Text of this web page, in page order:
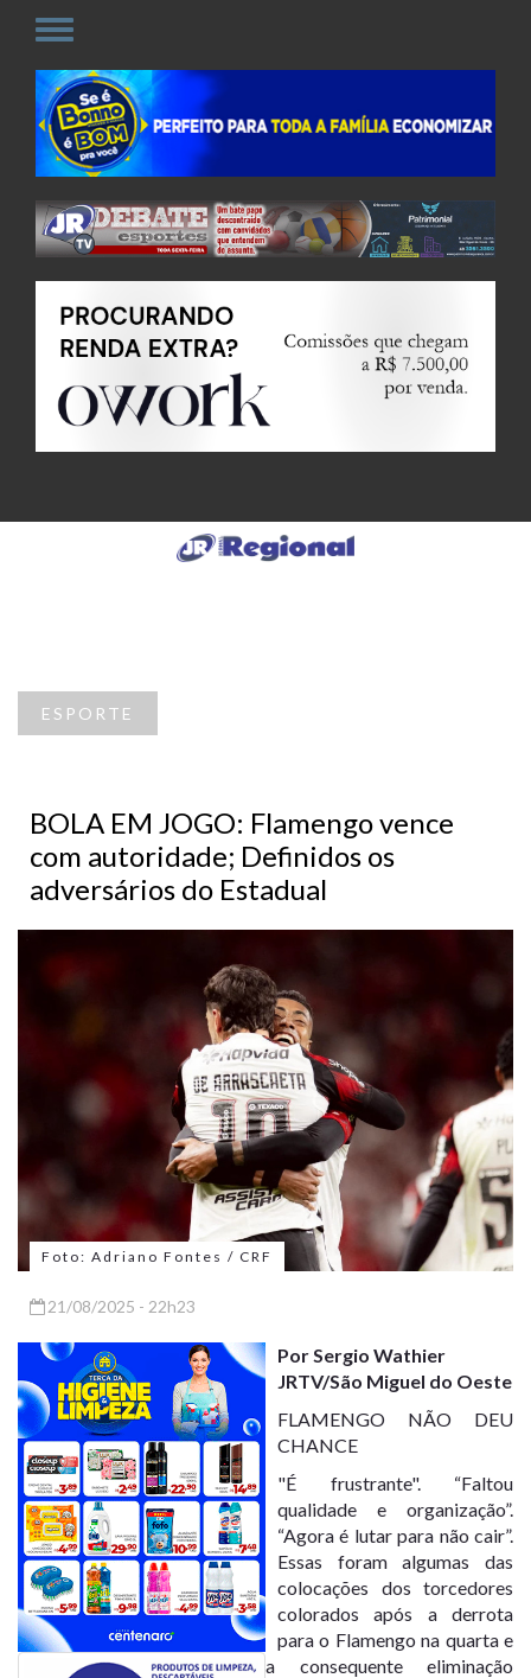
ESPORTE
BOLA EM JOGO: Flamengo vence
com autoridade; Definidos os
adversários do Estadual
Foto: Adriano Fontes / CRF
21/08/2025 - 22h23
Por Sergio Wathier
JRTV/São Miguel do Oeste
FLAMENGO NÃO DEU
CHANCE
"É frustrante". “Faltou
qualidade e organização”.
“Agora é lutar para não cair”.
Essas foram algumas das
colocações dos torcedores
colorados após a derrota
para o Flamengo na quarta e
a consequente eliminação